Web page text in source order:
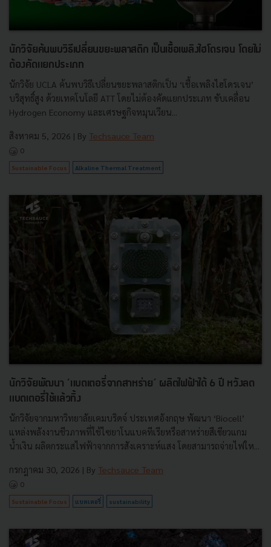
นักวิจัยค้นพบวิธีเปลี่ยนขยะพลาสติก เป็นเชื้อเพลิงไฮโดรเจน โดยไม่
ต้องคัดแยกประเภท
นักวิจัย UCLA ค้นพบวิธีเปลี่ยนขยะพลาสติกเป็น ‘เชื้อเพลิงไฮโดรเจน’
บริสุทธิ์สูง ด้วยเทคโนโลยี ATT โดยไม่ต้องคัดแยกประเภท ขับเคลื่อน
Hydrogen Economy และเศรษฐกิจหมุนเวียน...
สิงหาคม 5, 2026 | By Techsauce Team
0
Sustainable Focus Alkaline Thermal Treatment
นักวิจัยพัฒนา ‘แบตเตอรี่จากสาหร่าย’ ผลิตไฟฟ้าได้ 6 ปี หวังลด
แบตเตอรี่ใช้แล้วทิ้ง
นักวิจัยจากมหาวิทยาลัยเคมบริดจ์ ประเทศอังกฤษ พัฒนา ‘Biocell’
แหล่งพลังงานชีวภาพที่ใช้ไซยาโนแบคทีเรียหรือสาหร่ายสีเขียวแกม
น้ำเงิน ผลิตกระแสไฟฟ้าจากการสังเคราะห์แสง โดยสามารถจ่ายไฟให...
กรกฎาคม 30, 2026 | By Techsauce Team
0
Sustainable Focus แบตเตอรี่ sustainability